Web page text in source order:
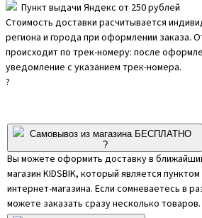
Пункт выдачи Яндекс от 250 рублей
Стоимость доставки расчитывается
региона и города при оформлении заказа.
происходит по трек-номеру: после
уведомление с указанием трек-номера.
?
Самовывоз из магазина БЕСПЛАТНО
?
Вы можете оформить доставку в
магазин KIDSBIK, который является
интернет-магазина. Если сомневаетесь в
можете заказать сразу несколько товаров.